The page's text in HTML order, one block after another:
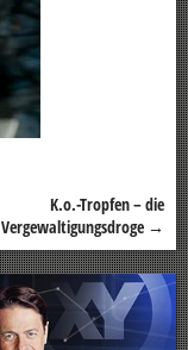
K.o.-Tropfen – die
Vergewaltigungsdroge →